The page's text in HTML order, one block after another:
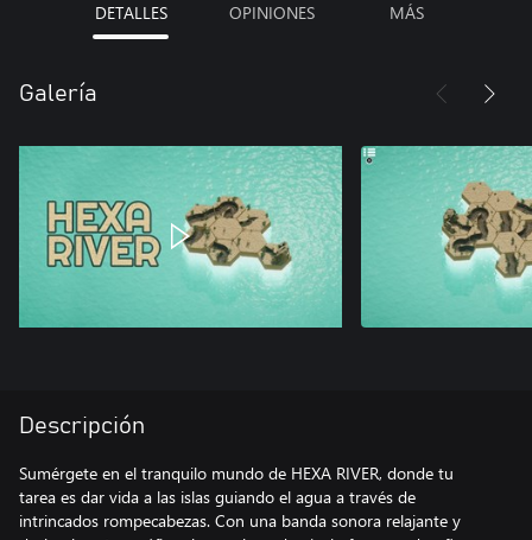
DETALLES OPINIONES MÁS
Galería
Descripción
Sumérgete en el tranquilo mundo de HEXA RIVER, donde tu
tarea es dar vida a las islas guiando el agua a través de
intrincados rompecabezas. Con una banda sonora relajante y